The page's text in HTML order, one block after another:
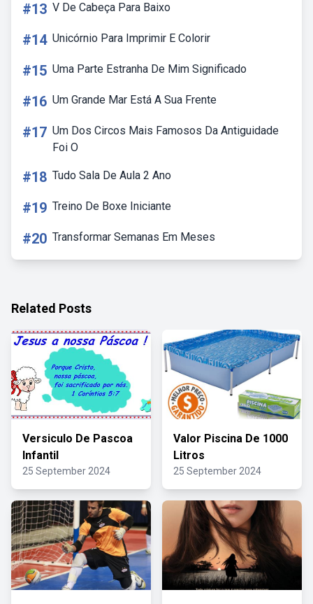
#13 V De Cabeça Para Baixo
#14 Unicórnio Para Imprimir E Colorir
#15 Uma Parte Estranha De Mim Significado
#16 Um Grande Mar Está A Sua Frente
#17 Um Dos Circos Mais Famosos Da Antiguidade
Foi O
#18 Tudo Sala De Aula 2 Ano
#19 Treino De Boxe Iniciante
#20 Transformar Semanas Em Meses
Related Posts
Versiculo De Pascoa
Infantil
25 September 2024
Valor Piscina De 1000
Litros
25 September 2024